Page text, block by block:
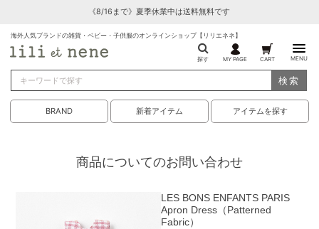
《8/16まで》夏季休業中は送料無料です
海外人気ブランドの雑貨・ベビー・子供服のオンラインショップ【リリエネネ】
探す MY PAGE CART MENU
検索
BRAND 新着アイテム アイテムを探す
商品についてのお問い合わせ
LES BONS ENFANTS PARIS
Apron Dress（Patterned
Fabric）